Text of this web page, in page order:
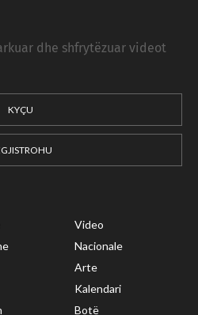
dhe shfrytëzuar videot
KYÇU
Video
Nacionale
Arte
Kalendari
Botë